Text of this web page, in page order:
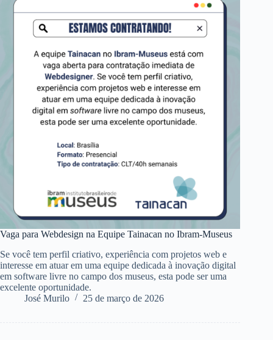
Vaga para Webdesign na Equipe Tainacan no Ibram-Museus
Se você tem perfil criativo, experiência com projetos web e
interesse em atuar em uma equipe dedicada à inovação digital
em software livre no campo dos museus, esta pode ser uma
excelente oportunidade.
José Murilo
25 de março de 2026